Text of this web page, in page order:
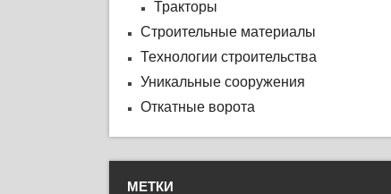
Тракторы
Строительные материалы
Технологии строительства
Уникальные сооружения
Откатные ворота
МЕТКИ